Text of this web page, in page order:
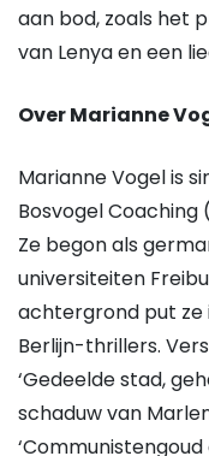
aan bod, zoals het
van Lenya en een
Over Marianne
Marianne Vogel is
Bosvogel
Ze begon als
universiteiten
achtergrond put
Berlijn-thrillers.
‘Gedeelde stad,
schaduw van
‘Communistengoud